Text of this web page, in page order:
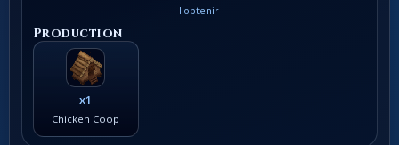
l'obtenir
Production
x1
Chicken Coop